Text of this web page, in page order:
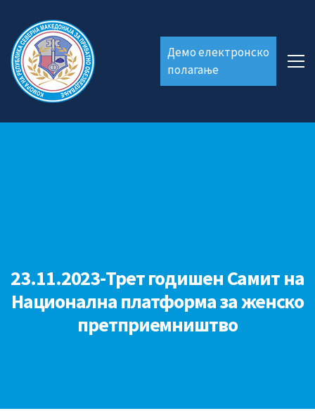
Демо електронско
полагање
23.11.2023-Трет годишен Самит на
Национална платформа за женско
претприемништво